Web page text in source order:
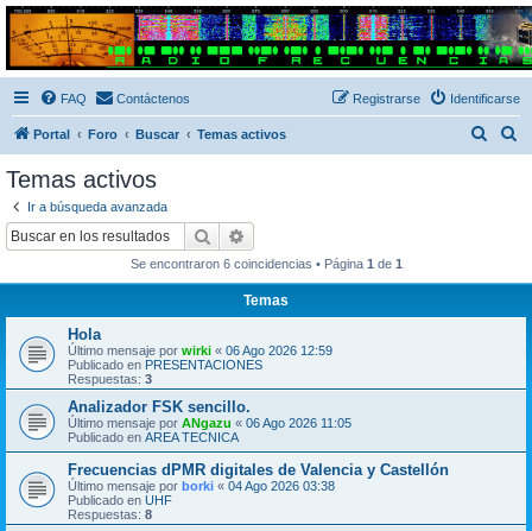
Radio Frecuencias
Foro de Radio Frecuencias
FAQ Contáctenos Identificarse
Registrarse
Portal Foro Buscar Temas activos
Temas activos
Ir a búsqueda avanzada
Buscar
Se encontraron 6 coincidencias • Página 1 de 1
Temas
Hola
Último mensaje por wirki « 06 Ago 2026 12:59
Publicado en PRESENTACIONES
Respuestas: 3
Analizador FSK sencillo.
Último mensaje por ANgazu « 06 Ago 2026 11:05
Publicado en AREA TECNICA
Frecuencias dPMR digitales de Valencia y Castellón
Último mensaje por borki « 04 Ago 2026 03:38
Publicado en UHF
Respuestas: 8